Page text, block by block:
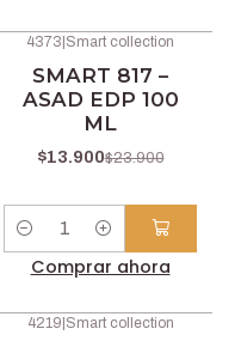
4373 Smart collection
SMART 817 –
ASAD EDP 100
ML
$13.900$23.900
Cantidad
Comprar ahora
4219|Smart collection